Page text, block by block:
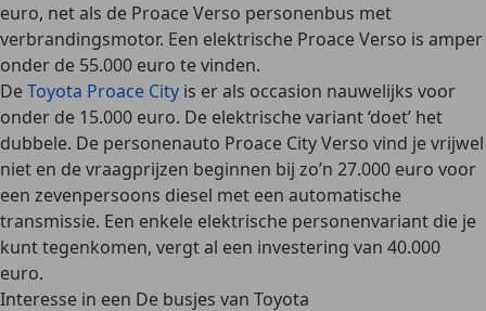
euro, net als de Proace Verso personenbus met
verbrandingsmotor. Een elektrische Proace Verso is amper
onder de 55.000 euro te vinden.
DeToyota Proace City is er als occasion nauwelijks voor
onder de 15.000 euro. De elektrische variant ‘doet’ het
dubbele. De personenauto Proace City Verso vind je vrijwel
niet en de vraagprijzen beginnen bij zo’n 27.000 euro voor
een zevenpersoons diesel met een automatische
transmissie. Een enkele elektrische personenvariant die je
kunt tegenkomen, vergt al een investering van 40.000
euro.
Interesse in een De busjes van Toyota